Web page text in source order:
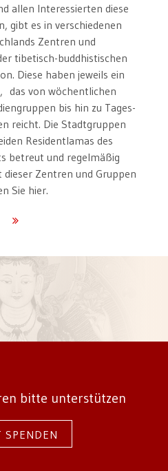
allen Interessierten diese
gibt es in verschiedenen
Zentren und
tibetisch-buddhistischen
Diese haben jeweils ein
das von wöchentlichen
bis hin zu Tages-
reicht. Die Stadtgruppen
Residentlamas des
betreut und regelmäßig
dieser Zentren und Gruppen
Sie hier.
bitte unterstützen
SPENDEN